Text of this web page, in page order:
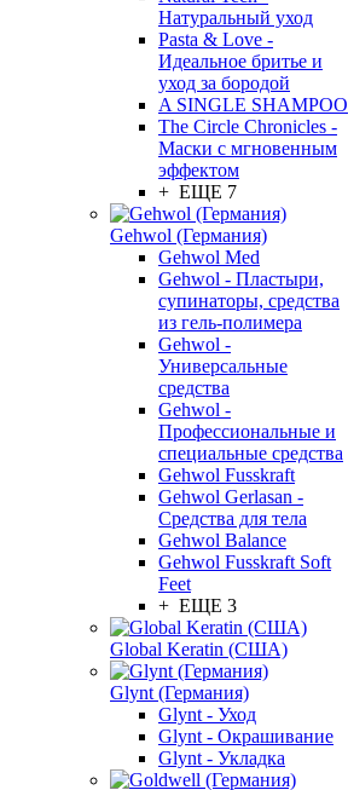
Натуральный уход
Pasta & Love -
Идеальное бритье и
уход за бородой
A SINGLE SHAMPOO
The Circle Chronicles -
Маски с мгновенным
эффектом
+ ЕЩЕ 7
Gehwol (Германия)
Gehwol Med
Gehwol - Пластыри,
супинаторы, средства
из гель-полимера
Gehwol -
Универсальные
средства
Gehwol -
Профессиональные и
специальные средства
Gehwol Fusskraft
Gehwol Gerlasan -
Средства для тела
Gehwol Balance
Gehwol Fusskraft Soft
Feet
+ ЕЩЕ 3
Global Keratin (США)
Glynt (Германия)
Glynt - Уход
Glynt - Окрашивание
Glynt - Укладка